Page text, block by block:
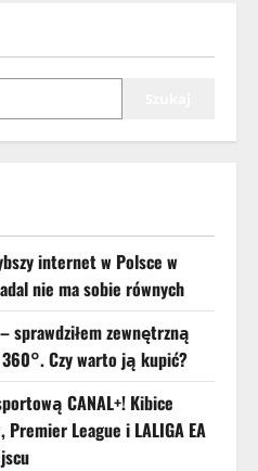
internet w Polsce w
nie ma sobie równych
sprawdziłem zewnętrzną
Czy warto ją kupić?
CANAL+! Kibice
League i LALIGA EA